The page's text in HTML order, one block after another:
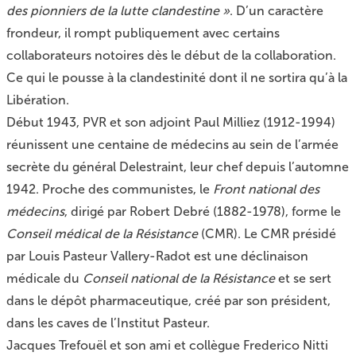
des pionniers de la lutte clandestine ». D’un caractère
frondeur, il rompt publiquement avec certains
collaborateurs notoires dès le début de la collaboration.
Ce qui le pousse à la clandestinité dont il ne sortira qu’à la
Libération.
Début 1943, PVR et son adjoint Paul Milliez (1912-1994)
réunissent une centaine de médecins au sein de l’armée
secrète du général Delestraint, leur chef depuis l’automne
1942. Proche des communistes, le Front national des
médecins, dirigé par Robert Debré (1882-1978), forme le
Conseil médical de la Résistance (CMR). Le CMR présidé
par Louis Pasteur Vallery-Radot est une déclinaison
médicale du Conseil national de la Résistanceet se sert
dans le dépôt pharmaceutique, créé par son président,
dans les caves de l’Institut Pasteur.
Jacques Trefouël et son ami et collègue Frederico Nitti